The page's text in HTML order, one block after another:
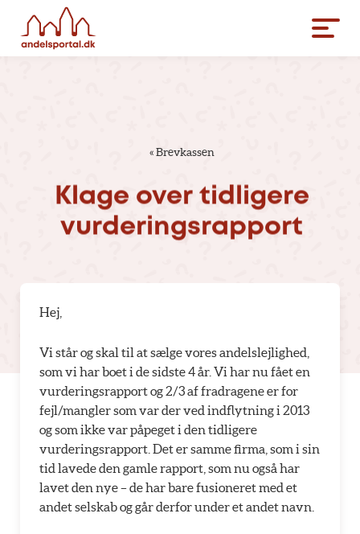
«Brevkassen
Klage over tidligere
vurderingsrapport
Hej,
Vi står og skal til at sælge vores andelslejlighed,
som vi har boet i de sidste 4 år. Vi har nu fået en
vurderingsrapport og 2/3 af fradragene er for
fejl/mangler som var der ved indflytning i 2013
og som ikke var påpeget i den tidligere
vurderingsrapport. Det er samme firma, som i sin
tid lavede den gamle rapport, som nu også har
lavet den nye – de har bare fusioneret med et
andet selskab og går derfor under et andet navn.